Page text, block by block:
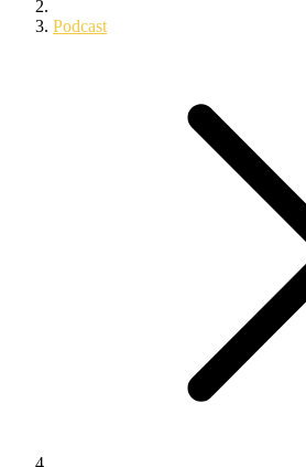
Podcast